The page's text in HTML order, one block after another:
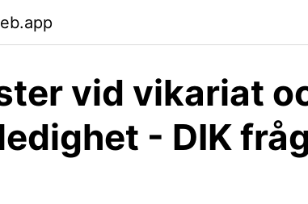
vid vikariat
- DIK